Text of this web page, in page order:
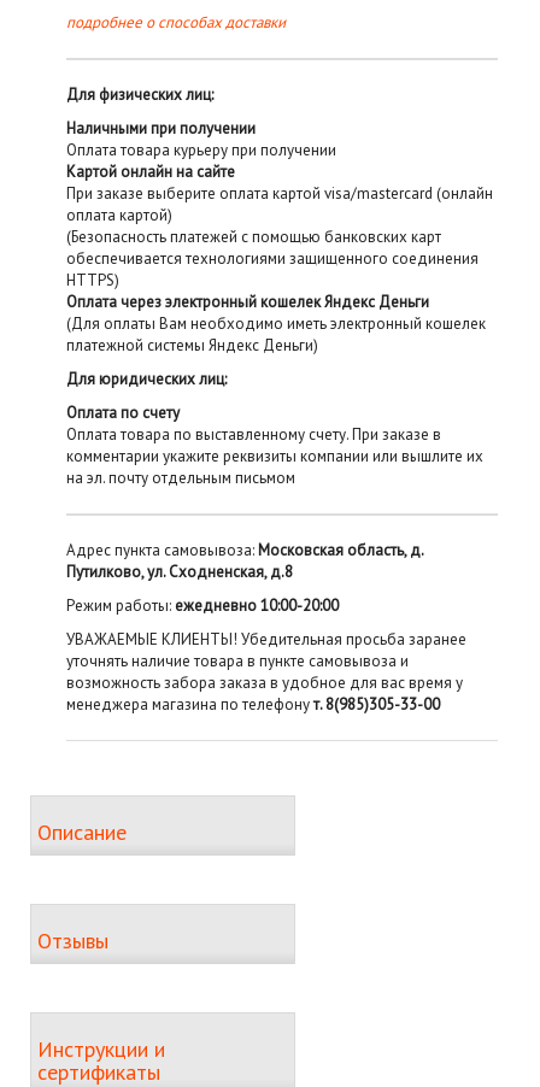
подробнее о способах доставки
Для физических лиц:
Наличными при получении
Оплата товара курьеру при получении
Картой онлайн на сайте
При заказе выберите оплата картой visa/mastercard (онлайн
оплата картой)
(Безопасность платежей с помощью банковских карт
обеспечивается технологиями защищенного соединения
HTTPS)
Оплата через электронный кошелек Яндекс Деньги
(Для оплаты Вам необходимо иметь электронный кошелек
платежной системы Яндекс Деньги)
Для юридических лиц:
Оплата по счету
Оплата товара по выставленному счету. При заказе в
комментарии укажите реквизиты компании или вышлите их
на эл. почту отдельным письмом
Адрес пункта самовывоза: Московская область, д.
Путилково, ул. Сходненская, д.8
Режим работы: ежедневно 10:00-20:00
УВАЖАЕМЫЕ КЛИЕНТЫ! Убедительная просьба заранее
уточнять наличие товара в пункте самовывоза и
возможность забора заказа в удобное для вас время у
менеджера магазина по телефонут. 8(985)305-33-00
Описание
Отзывы
Инструкции и
сертификаты